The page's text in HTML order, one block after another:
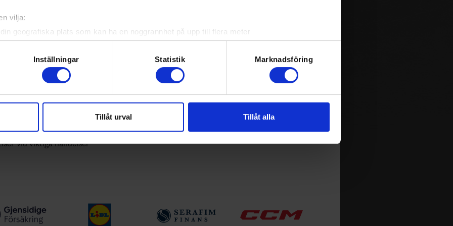
vilja:
geografiska plats som kan ha en noggrannhet på upp till flera meter
att aktivt skanna den för specifika kännetecken (fingeravtryck)
uppgifter behandlas och ställ in dina preferenser i
detaljsektionen. Du kan ändra
när som helst från cookie-förklaringen.
för att anpassa innehållet och annonserna till användarna, tillhandahålla funktioner för
trafik. Vi vidarebefordrar även sådana identifierare och annan information från din enhet
och analysföretag som vi samarbetar med. Dessa kan i sin tur kombinera informationen
har tillhandahållit eller som de har samlat in när du har använt deras tjänster.
Inställningar Statistik Marknadsföring
Tillåt urval Tillåt alla
officiella app
livebevakning och statistik för samtliga ishockeyserier som spelas i Sverige. Du kan
egna favoritlag i appen. För dina favoritlag kan du sedan välja att få pushnotiser när
Svenska Ishockeyförbundet
vid viktiga händelser